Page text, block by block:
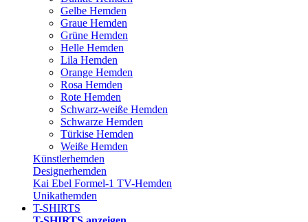
Gelbe Hemden
Graue Hemden
Grüne Hemden
Helle Hemden
Lila Hemden
Orange Hemden
Rosa Hemden
Rote Hemden
Schwarz-weiße Hemden
Schwarze Hemden
Türkise Hemden
Weiße Hemden
Künstlerhemden
Designerhemden
Kai Ebel Formel-1 TV-Hemden
Unikathemden
T-SHIRTS